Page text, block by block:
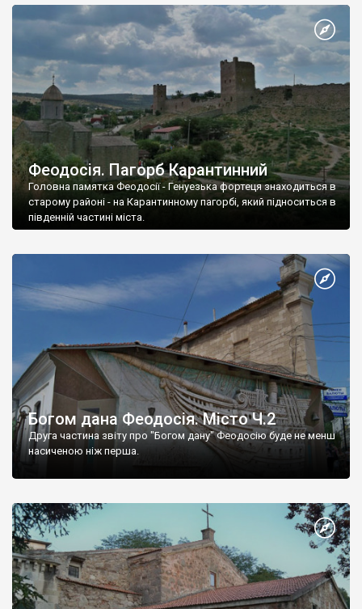
Феодосія. Пагорб Карантинний
Головна памятка Феодосії - Генуезька фортеця знаходиться в
старому районі - на Карантинному пагорбі, який підноситься в
південній частині міста.
Богом дана Феодосія. Місто Ч.2
Друга частина звіту про "Богом дану" Феодосію буде не менш
насиченою ніж перша.